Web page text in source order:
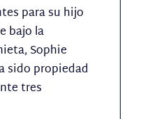
para su hijo
bajo la
Sophie
sido propiedad
tres